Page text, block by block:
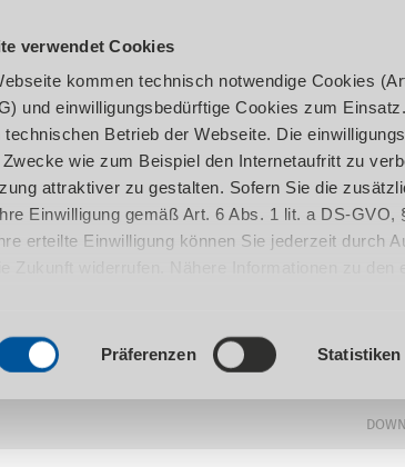
verwendet Cookies
kommen technisch notwendige Cookies
und einwilligungsbedürftige Cookies zum
technischen Betrieb der Webseite. Die
wie zum Beispiel den Internetaufritt zu
attraktiver zu gestalten. Sofern Sie die
Einwilligung gemäß Art. 6 Abs. 1 lit. a DS-GVO,
erteilte Einwilligung können Sie jederzeit durch
Präferenzen Statistiken